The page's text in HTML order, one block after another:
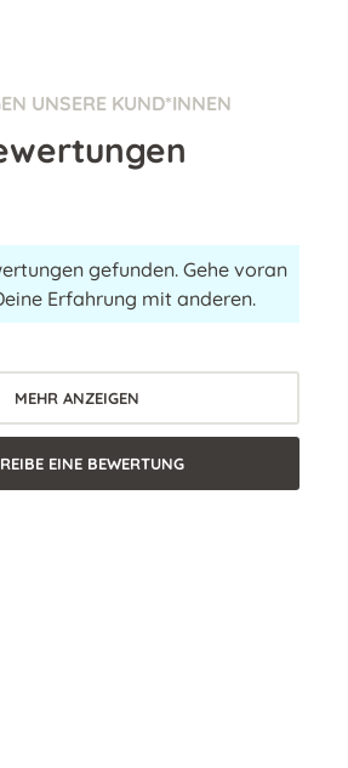
UNSERE KUND*INNEN
gefunden. Gehe voran
Erfahrung mit anderen.
MEHR ANZEIGEN
EINE BEWERTUNG